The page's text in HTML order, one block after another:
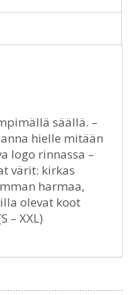
säällä. –
hielle mitään
logo rinnassa –
värit: kirkas
harmaa,
olevat koot
– XXL)